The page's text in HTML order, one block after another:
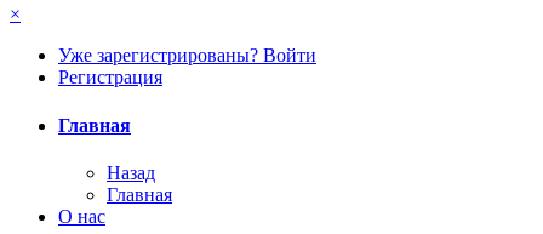
×
Уже зарегистрированы? Войти
Регистрация
Главная
Назад
Главная
О нас